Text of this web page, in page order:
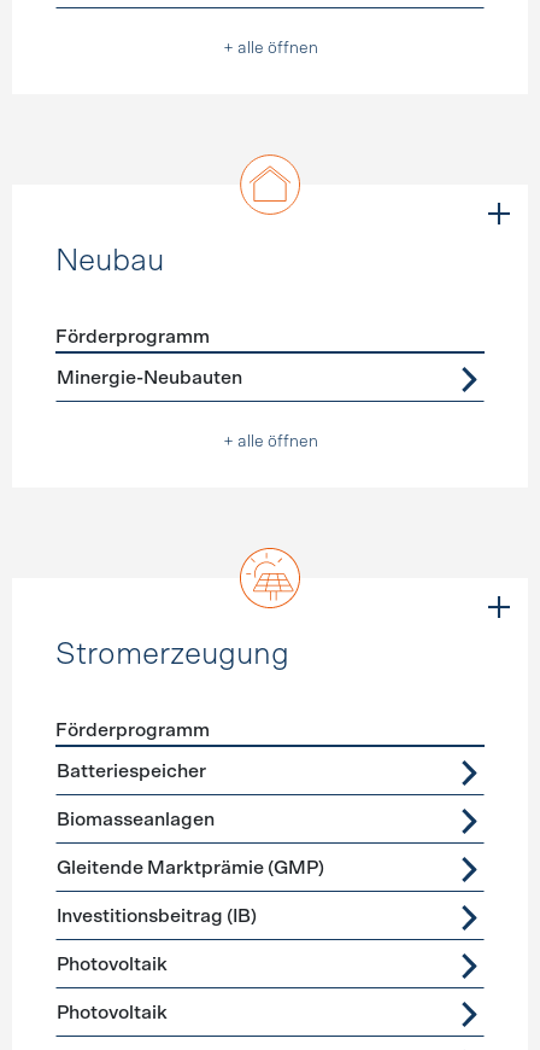
+ alle öffnen
Neubau
Förderprogramme
Förderprogramm
Minergie-Neubauten
+ alle öffnen
Stromerzeugung
Förderprogramme
Förderprogramm
Batteriespeicher
Biomasseanlagen
Gleitende Marktprämie (GMP)
Investitionsbeitrag (IB)
Photovoltaik
Photovoltaik